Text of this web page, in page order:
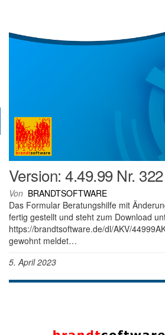
Version: 4.49.99 Nr.
Von BRANDTSOFTWARE
Das Formular Beratungshilfe mit
fertig gestellt und steht zum Download
https://brandtsoftware.de/dl/AKV/
gewohnt meldet…
5. April 2023